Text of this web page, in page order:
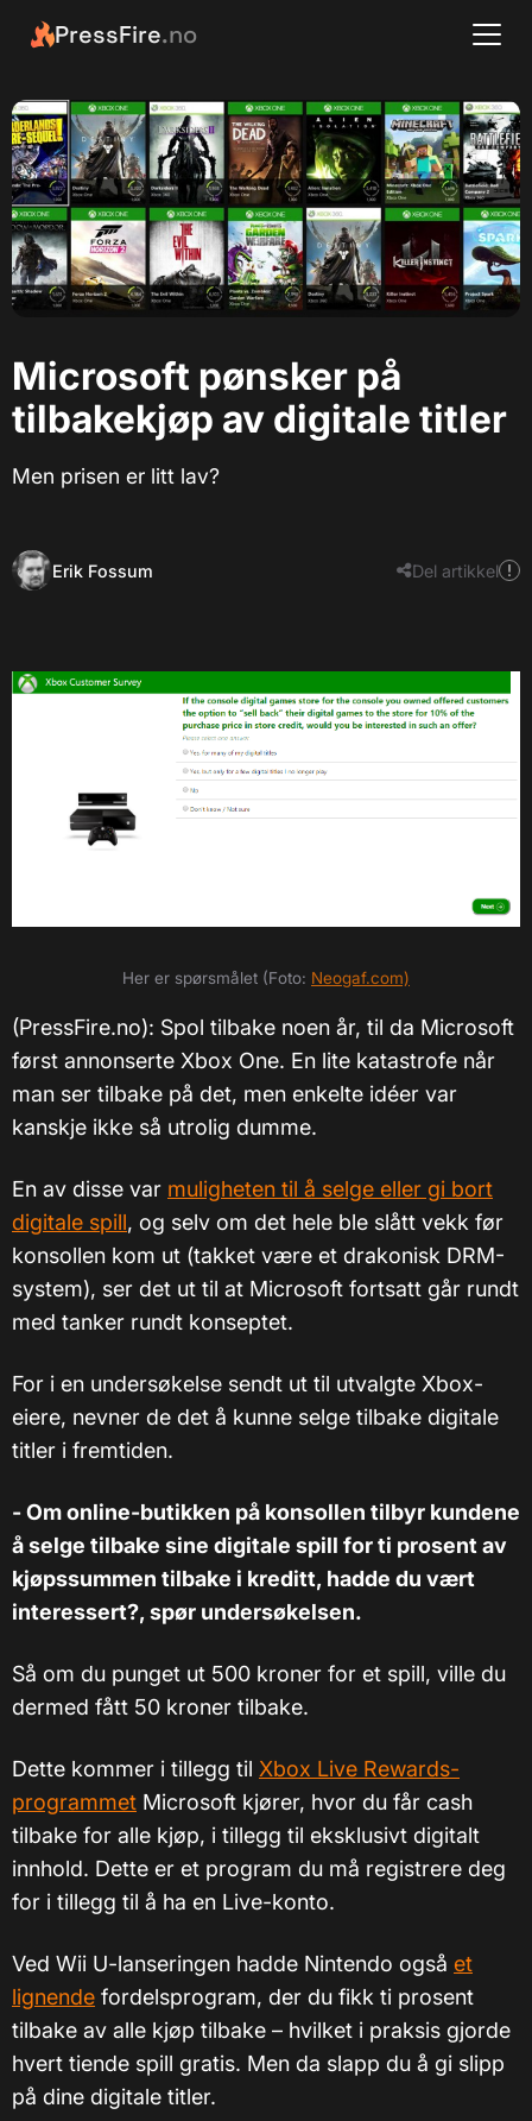
PressFire.no
Microsoft pønsker på
tilbakekjøp av digitale titler
Men prisen er litt lav?
Erik Fossum Del artikkel
Her er spørsmålet (Foto: Neogaf.com)
(PressFire.no): Spol tilbake noen år, til da Microsoft
først annonserte Xbox One. En lite katastrofe når
man ser tilbake på det, men enkelte idéer var
kanskje ikke så utrolig dumme.
En av disse var muligheten til å selge eller gi bort
digitale spill, og selv om det hele ble slått vekk før
konsollen kom ut (takket være et drakonisk DRM-
system), ser det ut til at Microsoft fortsatt går rundt
med tanker rundt konseptet.
For i en undersøkelse sendt ut til utvalgte Xbox-
eiere, nevner de det å kunne selge tilbake digitale
titler i fremtiden.
- Om online-butikken på konsollen tilbyr kundene
å selge tilbake sine digitale spill for ti prosent av
kjøpssummen tilbake i kreditt, hadde du vært
interessert?, spør undersøkelsen.
Så om du punget ut 500 kroner for et spill, ville du
dermed fått 50 kroner tilbake.
Dette kommer i tillegg til Xbox Live Rewards-
programmet Microsoft kjører, hvor du får cash
tilbake for alle kjøp, i tillegg til eksklusivt digitalt
innhold. Dette er et program du må registrere deg
for i tillegg til å ha en Live-konto.
Ved Wii U-lanseringen hadde Nintendo også et
lignende fordelsprogram, der du fikk ti prosent
tilbake av alle kjøp tilbake – hvilket i praksis gjorde
hvert tiende spill gratis. Men da slapp du å gi slipp
på dine digitale titler.